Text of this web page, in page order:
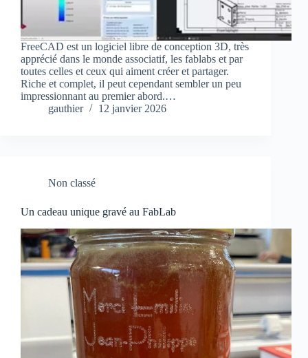
FreeCAD est un logiciel libre de conception 3D, très
apprécié dans le monde associatif, les fablabs et par
toutes celles et ceux qui aiment créer et partager.
Riche et complet, il peut cependant sembler un peu
impressionnant au premier abord.…
gauthier
12 janvier 2026
Non classé
Un cadeau unique gravé au FabLab